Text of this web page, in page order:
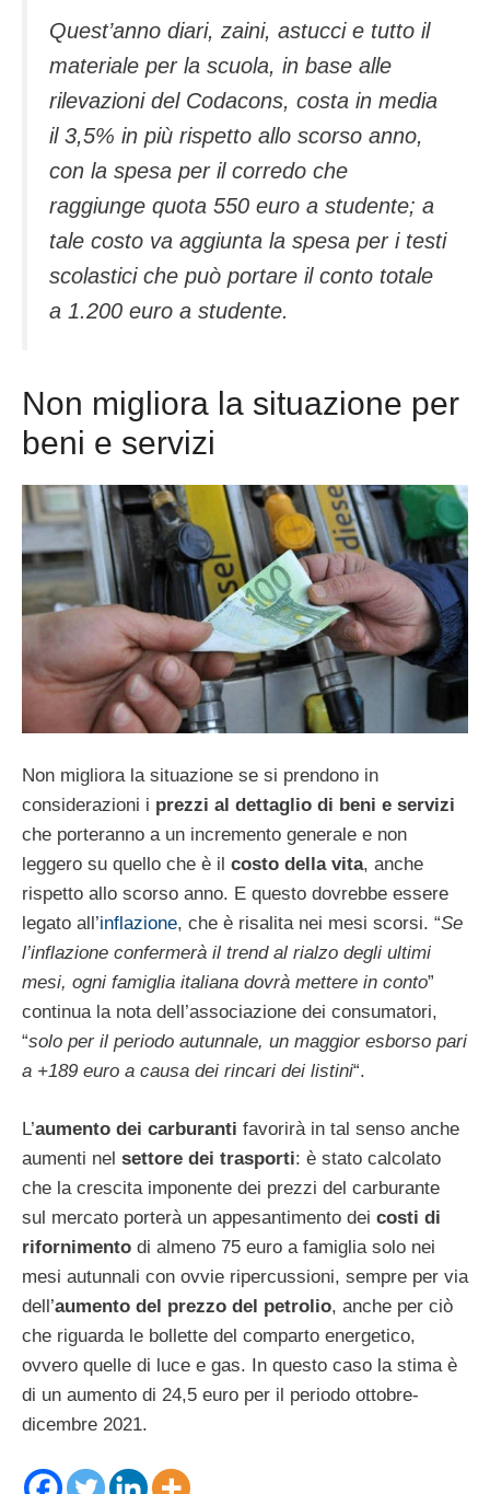
Quest’anno diari, zaini, astucci e tutto il
materiale per la scuola, in base alle
rilevazioni del Codacons, costa in media
il 3,5% in più rispetto allo scorso anno,
con la spesa per il corredo che
raggiunge quota 550 euro a studente; a
tale costo va aggiunta la spesa per i testi
scolastici che può portare il conto totale
a 1.200 euro a studente.
Non migliora la situazione per
beni e servizi
Non migliora la situazione se si prendono in
considerazioni i prezzi al dettaglio di beni e servizi
che porteranno a un incremento generale e non
leggero su quello che è il costo della vita, anche
rispetto allo scorso anno. E questo dovrebbe essere
legato all’inflazione, che è risalita nei mesi scorsi. “Se
l’inflazione confermerà il trend al rialzo degli ultimi
mesi, ogni famiglia italiana dovrà mettere in conto”
continua la nota dell’associazione dei consumatori,
“solo per il periodo autunnale, un maggior esborso pari
a +189 euro a causa dei rincari dei listini“.
L’aumento dei carburanti favorirà in tal senso anche
aumenti nel settore dei trasporti: è stato calcolato
che la crescita imponente dei prezzi del carburante
sul mercato porterà un appesantimento dei costi di
rifornimento di almeno 75 euro a famiglia solo nei
mesi autunnali con ovvie ripercussioni, sempre per via
dell’aumento del prezzo del petrolio, anche per ciò
che riguarda le bollette del comparto energetico,
ovvero quelle di luce e gas. In questo caso la stima è
di un aumento di 24,5 euro per il periodo ottobre-
dicembre 2021.